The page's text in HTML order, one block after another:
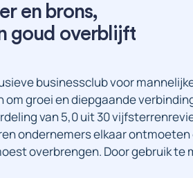
en brons,
goud overblijft
businessclub voor
groei en diepgaande
van 5,0 uit 30
ondernemers elkaar
overbrengen. Door gebruik te